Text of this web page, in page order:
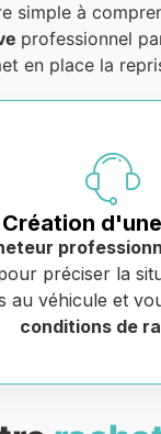
simple à
professionnel
en place la
Création
préciser la
au véhicule et
conditions de